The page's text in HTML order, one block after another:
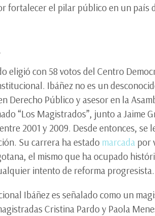
fortalecer el pilar público en un país
eligió con 58 votos del Centro
Ibáñez no es un
Derecho Público y asesor en la
“Los Magistrados”, junto a Jaime
2001 y 2009. Desde entonces,
Su carrera ha estado marcada por
el mismo que ha ocupado
intento de reforma progresista.
Ibáñez es señalado como un
Cristina Pardo y Paola